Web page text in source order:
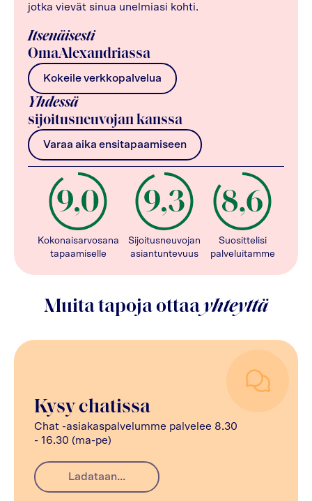
jotka vievät sinua unelmiasi kohti.
Itsenäisesti
OmaAlexandriassa
Kokeile verkkopalvelua
Yhdessä
sijoitusneuvojan kanssa
Varaa aika ensitapaamiseen
Kokonaisarvosana
tapaamiselle
Sijoitusneuvojan
asiantuntevuus
Suosittelisi
palveluitamme
Muita tapoja ottaayhteyttä
Kysy chatissa
Chat -asiakaspalvelumme palvelee 8.30
- 16.30 (ma-pe)
Ladataan...